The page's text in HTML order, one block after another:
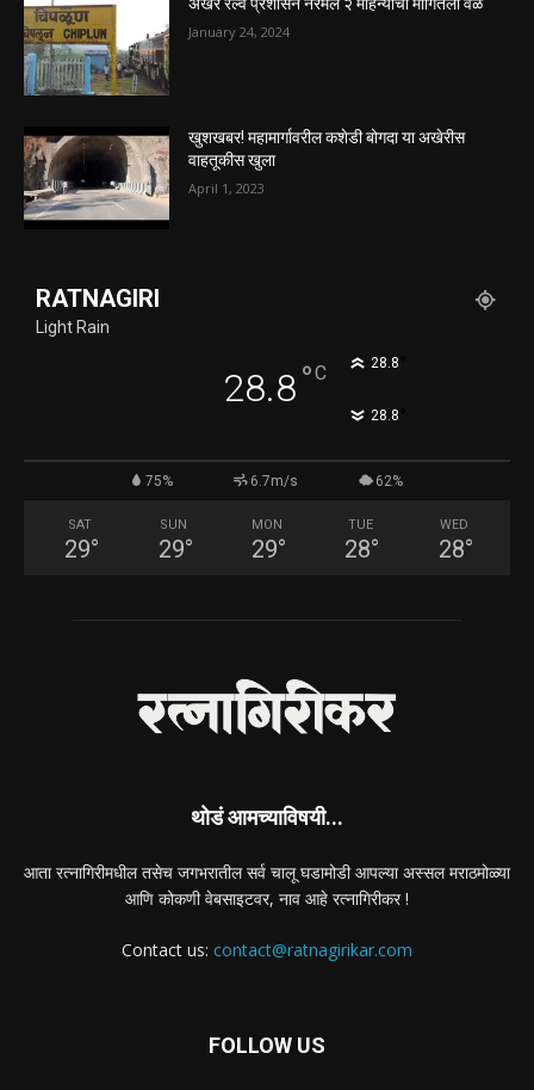
अखेर रेल्वे प्रशासन नरमले २ महिन्यांचा मागितला वेळ
January 24, 2024
खुशखबर! महामार्गावरील कशेडी बोगदा या अखेरीस
वाहतूकीस खुला
April 1, 2023
RATNAGIRI
Light Rain
28.8°C 28.8
28.8
75% 6.7m/s 62%
SAT
29°
SUN
29°
MON
29°
TUE
28°
WED
28°
थोडं आमच्याविषयी...
आता रत्नागिरीमधील तसेच जगभरातील सर्व चालू घडामोडी आपल्या अस्सल मराठमोळ्या
आणि कोकणी वेबसाइटवर, नाव आहे रत्नागिरीकर !
Contact us: contact@ratnagirikar.com
FOLLOW US